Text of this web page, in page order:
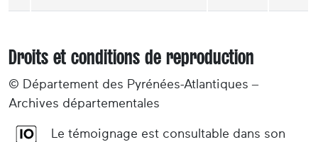
Droits et conditions de reproduction
© Département des Pyrénées-Atlantiques –
Archives départementales
Le témoignage est consultable dans son